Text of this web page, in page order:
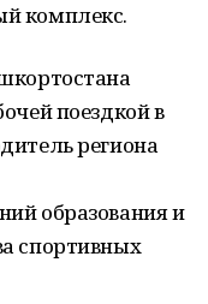
комплекс.
поездкой в
региона
образования и
спортивных